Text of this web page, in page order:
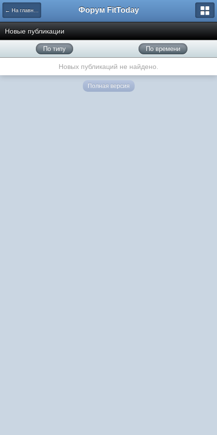
← На главную Форум FitToday
Новые публикации
По типу По времени
Новых публикаций не найдено.
Полная версия